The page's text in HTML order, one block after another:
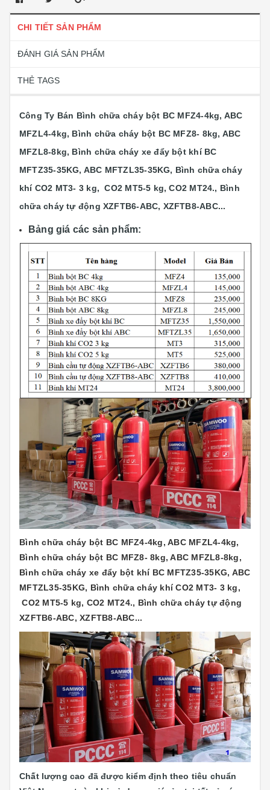
CHI TIẾT SẢN PHẨM
ĐÁNH GIÁ SẢN PHẨM
THẺ TAGS
Công Ty Bán Bình chữa cháy bột BC MFZ4-4kg, ABC
MFZL4-4kg, Bình chữa cháy bột BC MFZ8- 8kg, ABC
MFZL8-8kg, Bình chữa cháy xe đẩy bột khí BC
MFTZ35-35KG, ABC MFTZL35-35KG, Bình chữa cháy
khí CO2 MT3- 3 kg, CO2 MT5-5 kg, CO2 MT24., Bình
chữa cháy tự động XZFTB6-ABC, XZFTB8-ABC...
Bảng giá các sản phẩm:
Bình chữa cháy bột BC MFZ4-4kg, ABC MFZL4-4kg,
Bình chữa cháy bột BC MFZ8- 8kg, ABC MFZL8-8kg,
Bình chữa cháy xe đẩy bột khí BC MFTZ35-35KG, ABC
MFTZL35-35KG, Bình chữa cháy khí CO2 MT3- 3 kg,
CO2 MT5-5 kg, CO2 MT24., Bình chữa cháy tự động
XZFTB6-ABC, XZFTB8-ABC...
Chất lượng cao đã được kiểm định theo tiêu chuẩn